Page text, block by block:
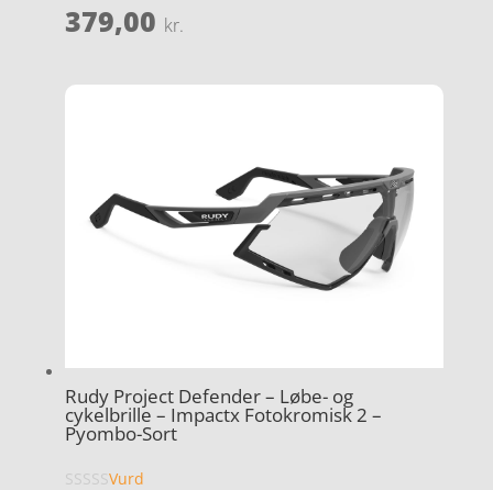
379,00 kr.
Rudy Project Defender – Løbe- og
cykelbrille – Impactx Fotokromisk 2 –
Pyombo-Sort
Vurd